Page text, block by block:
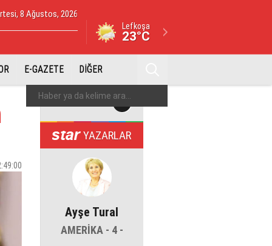
8 Ağustos, 2026
Lefkoşa
23°C
E-GAZETE DİĞER
YAZARLAR
Ayşe Tural
AMERİKA - 4 -